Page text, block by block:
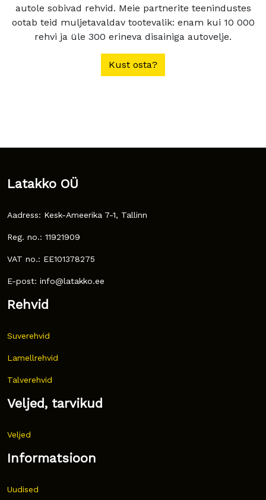
autole sobivad rehvid. Meie partnerite teenindustes
ootab teid muljetavaldav tootevalik: enam kui 10 000
rehvi ja üle 300 erineva disainiga autovelje.
Kust osta?
Latakko OÜ
Aadress: Kesk-Ameerika 7-1, Tallinn
Reg. no.: 11921909
VAT no.: EE101378275
E-post: info@latakko.ee
Rehvid
Suverehvid
Lamellrehvid
Talverehvid
Veljed, tarvikud
Veljed
Informatsioon
Uudised